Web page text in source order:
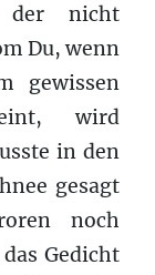
nicht
Du, wenn
gewissen
wird
in den
gesagt
noch
Gedicht